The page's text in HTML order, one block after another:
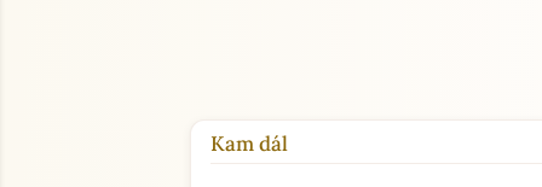
Kam dál